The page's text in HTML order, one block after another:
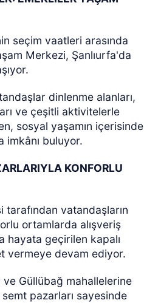
seçim vaatleri arasında
Merkezi, Şanlıurfa'da
dinlenme alanları,
ve çeşitli aktivitelerle
sosyal yaşamın içerisinde
imkânı buluyor.
KONFORLU
vatandaşların
ortamlarda alışveriş
hayata geçirilen kapalı
vermeye devam ediyor.
Güllübağ mahallelerine
semt pazarları sayesinde